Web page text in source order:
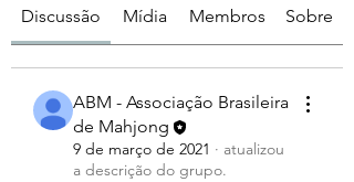
Discussão Mídia Membros Sobre
ABM - Associação Brasileira
de Mahjong
9 de março de 2021 · atualizou
a descrição do grupo.